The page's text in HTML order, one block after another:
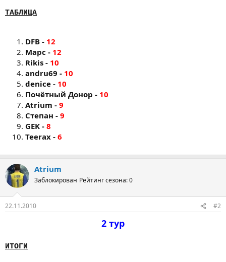
ТАБЛИЦА
DFB - 12
Марс - 12
Rikis - 10
andru69 - 10
denice - 10
Почётный Донор - 10
Atrium - 9
Степан - 9
GEK - 8
Teerax - 6
Atrium
Заблокирован Рейтинг сезона: 0
22.11.2010 #2
2 тур
ИТОГИ